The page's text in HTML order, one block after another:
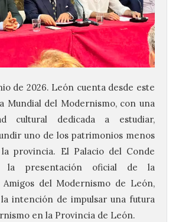
de 2026. León cuenta desde este
Mundial del Modernismo, con una
cultural dedicada a estudiar,
uno de los patrimonios menos
provincia. El Palacio del Conde
la presentación oficial de la
Amigos del Modernismo de León,
intención de impulsar una futura
en la Provincia de León.